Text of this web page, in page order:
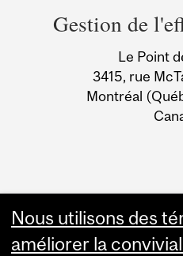
and
University
Information
Gestion de
Le Point
3415, rue
Montréal
Nous utilisons des
améliorer la